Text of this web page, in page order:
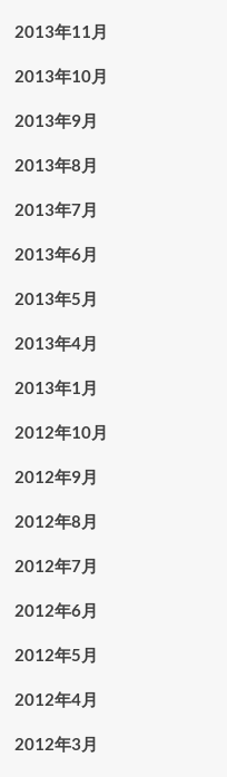
2013年11月
2013年10月
2013年9月
2013年8月
2013年7月
2013年6月
2013年5月
2013年4月
2013年1月
2012年10月
2012年9月
2012年8月
2012年7月
2012年6月
2012年5月
2012年4月
2012年3月